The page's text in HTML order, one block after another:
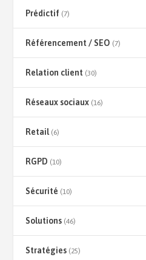
Prédictif (7)
Référencement / SEO (7)
Relation client (30)
Réseaux sociaux (16)
Retail (6)
RGPD (10)
Sécurité (10)
Solutions (46)
Stratégies (25)